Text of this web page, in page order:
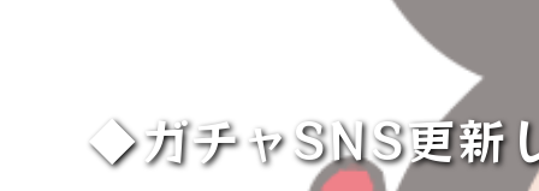
◆ガチャSNS更新